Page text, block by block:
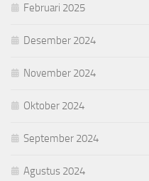
Februari 2025
Desember 2024
November 2024
Oktober 2024
September 2024
Agustus 2024